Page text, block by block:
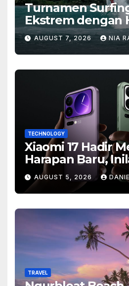
Turnamen
Ekstrem dengan
Besar
AUGUST 7, 2026 NIA
TECHNOLOGY
Xiaomi 17 Hadir
Harapan Baru,
Banyak Orang
Ponsel Flagship
AUGUST 5, 2026
TRAVEL